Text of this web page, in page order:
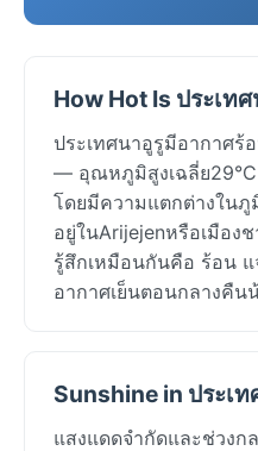
How Hot Is ประเท
ประเทศนาอูรูมีอากาศร้
— อุณหภูมิสูงเฉลี่ย
โดยมีความแตกต่างใน
อยู่ในArijejenหรือเมือง
รู้สึกเหมือนกันคือ ร้อน
อากาศเย็นตอนกลางคืน
Sunshine in ประเ
แสงแดดจำกัดและช่วง